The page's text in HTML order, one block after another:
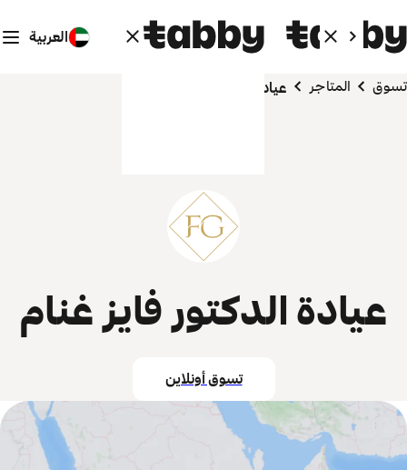
العربية
تسوق المتاجر عيادة الدكتور فايز غنام
عيادة الدكتور فايز غنام
تسوق أونلاين